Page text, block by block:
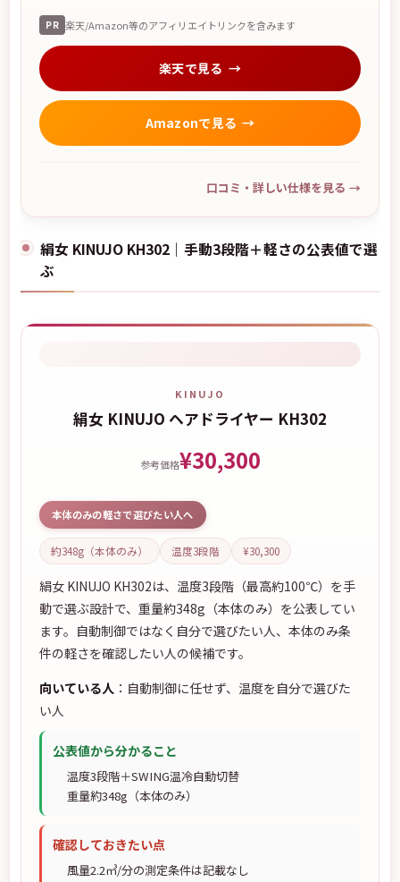
PR 楽天/Amazon等のアフィリエイトリンクを含みます
楽天で見る
Amazonで見る
口コミ・詳しい仕様を見る →
絹女 KINUJO KH302｜手動3段階＋軽さの公表値で選
ぶ
KINUJO
絹女 KINUJO ヘアドライヤー KH302
参考価格¥30,300
本体のみの軽さで選びたい人へ
約348g（本体のみ） 温度3段階 ¥30,300
絹女 KINUJO KH302は、温度3段階（最高約100℃）を手
動で選ぶ設計で、重量約348g（本体のみ）を公表してい
ます。自動制御ではなく自分で選びたい人、本体のみ条
件の軽さを確認したい人の候補です。
向いている人 ：自動制御に任せず、温度を自分で選びた
い人
公表値から分かること
温度3段階＋SWING温冷自動切替
重量約348g（本体のみ）
確認しておきたい点
風量2.2㎥/分の測定条件は記載なし